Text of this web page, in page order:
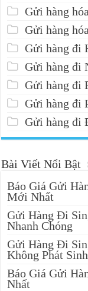
Gửi hàng
Gửi hàng
Gửi hàng đi
Gửi hàng đi
Gửi hàng đi
Gửi hàng đi
Gửi hàng đi
Bài Viết Nổi Bật
Báo Giá Gửi
Mới Nhất
Gửi Hàng Đi
Nhanh Chóng
Gửi Hàng Đi
Không Phát Sinh
Báo Giá Gửi
Nhất